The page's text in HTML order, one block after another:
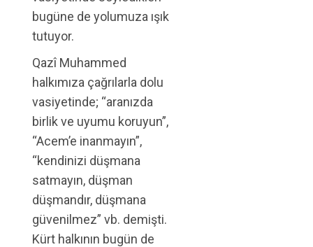
bugüne de yolumuza ışık
tutuyor.
Qazî Muhammed
halkımıza çağrılarla dolu
vasiyetinde; “aranızda
birlik ve uyumu koruyun”,
“Acem’e inanmayın”,
“kendinizi düşmana
satmayın, düşman
düşmandır, düşmana
güvenilmez” vb. demişti.
Kürt halkının bugün de